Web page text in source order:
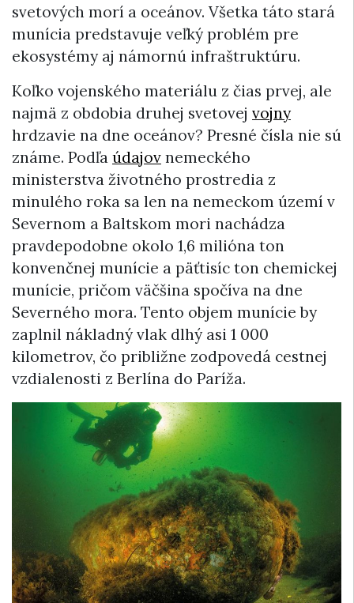
svetových morí a oceánov. Všetka táto stará
munícia predstavuje veľký problém pre
ekosystémy aj námornú infraštruktúru.
Koľko vojenského materiálu z čias prvej, ale
najmä z obdobia druhej svetovej vojny
hrdzavie na dne oceánov? Presné čísla nie sú
známe. Podľa údajov nemeckého
ministerstva životného prostredia z
minulého roka sa len na nemeckom území v
Severnom a Baltskom mori nachádza
pravdepodobne okolo 1,6 milióna ton
konvenčnej munície a päťtisíc ton chemickej
munície, pričom väčšina spočíva na dne
Severného mora. Tento objem munície by
zaplnil nákladný vlak dlhý asi 1 000
kilometrov, čo približne zodpovedá cestnej
vzdialenosti z Berlína do Paríža.